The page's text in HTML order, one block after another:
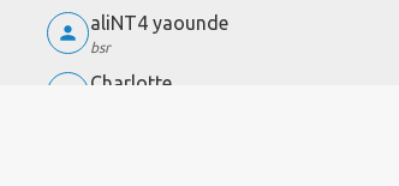
aliNT4 yaounde
bsr
Charlotte